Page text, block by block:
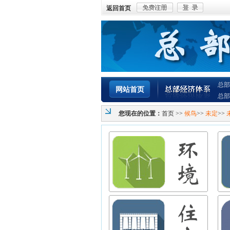
返回首页
网站首页
总
总
您现在的位置： 首页 >> 候鸟>> 未定>>